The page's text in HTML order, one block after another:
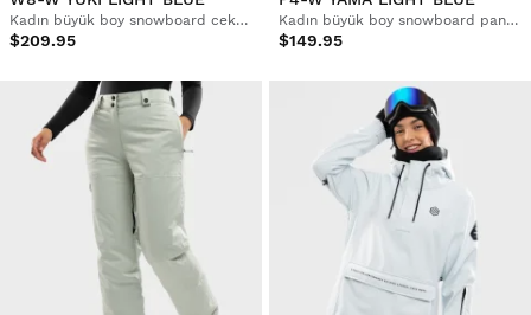
Kadın büyük boy snowboard ceketi
$209.95
Kadın büyük boy snowboard pantolonu
$149.95